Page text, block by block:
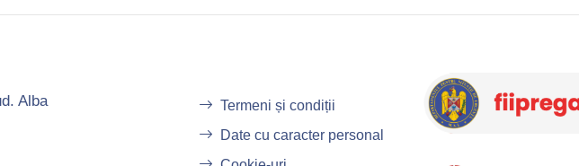
Alba
Termeni și condiții
Date cu caracter personal